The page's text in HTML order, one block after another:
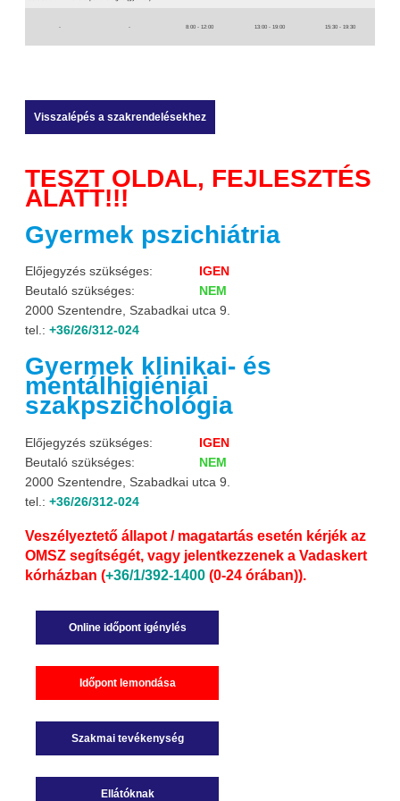
- - 8:00 - 12:00 13:00 - 19:00 15:30 - 19:30
TESZT OLDAL, FEJLESZTÉS
ALATT!!!
Gyermek pszichiátria
Előjegyzés szükséges: IGEN
Beutaló szükséges: NEM
2000 Szentendre, Szabadkai utca 9.
tel.: +36/26/312-024
Gyermek klinikai- és
mentálhigiéniai
szakpszichológia
Előjegyzés szükséges: IGEN
Beutaló szükséges: NEM
2000 Szentendre, Szabadkai utca 9.
tel.: +36/26/312-024
Veszélyeztető állapot / magatartás esetén kérjék az
OMSZ segítségét, vagy jelentkezzenek a Vadaskert
kórházban (+36/1/392-1400 (0-24 órában)).